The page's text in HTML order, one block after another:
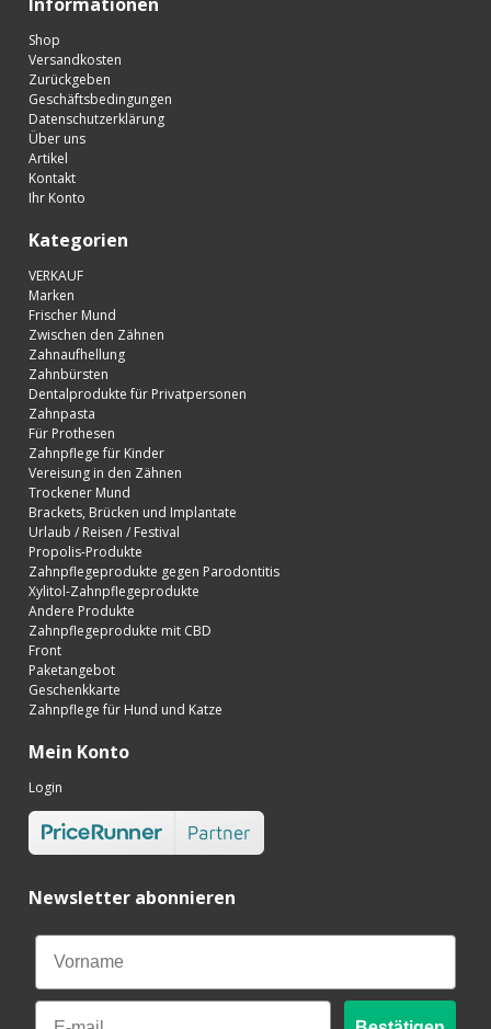
Shop
Versandkosten
Zurückgeben
Geschäftsbedingungen
Datenschutzerklärung
Über uns
Artikel
Kontakt
Ihr Konto
Kategorien
VERKAUF
Marken
Frischer Mund
Zwischen den Zähnen
Zahnaufhellung
Zahnbürsten
Dentalprodukte für Privatpersonen
Zahnpasta
Für Prothesen
Zahnpflege für Kinder
Vereisung in den Zähnen
Trockener Mund
Brackets, Brücken und Implantate
Urlaub / Reisen / Festival
Propolis-Produkte
Zahnpflegeprodukte gegen Parodontitis
Xylitol-Zahnpflegeprodukte
Andere Produkte
Zahnpflegeprodukte mit CBD
Front
Paketangebot
Geschenkkarte
Zahnpflege für Hund und Katze
Mein Konto
Login
Newsletter abonnieren
Email